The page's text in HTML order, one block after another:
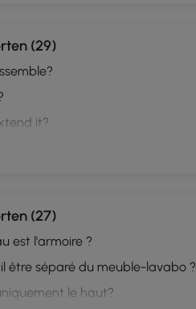
(29)
it?
(27)
est l'armoire ?
être séparé du meuble-lavabo ?
le haut?